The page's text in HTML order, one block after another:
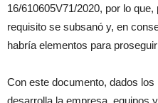
16/610605V71/2020, por lo
requisito se subsanó y, en
habría elementos para
Con este documento, dados
desarrolla la empresa, equipos